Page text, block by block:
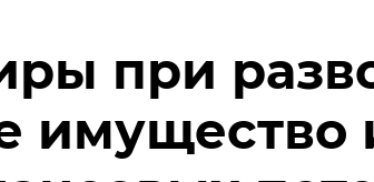
при
имущество